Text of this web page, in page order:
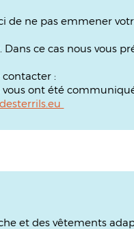
de ne pas emmener
ce cas nous vous
:
ont été
et des vêtements